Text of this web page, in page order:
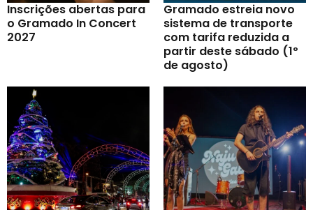
Inscrições abertas para
o Gramado In Concert
2027
Gramado estreia novo
sistema de transporte
com tarifa reduzida a
partir deste sábado (1º
de agosto)